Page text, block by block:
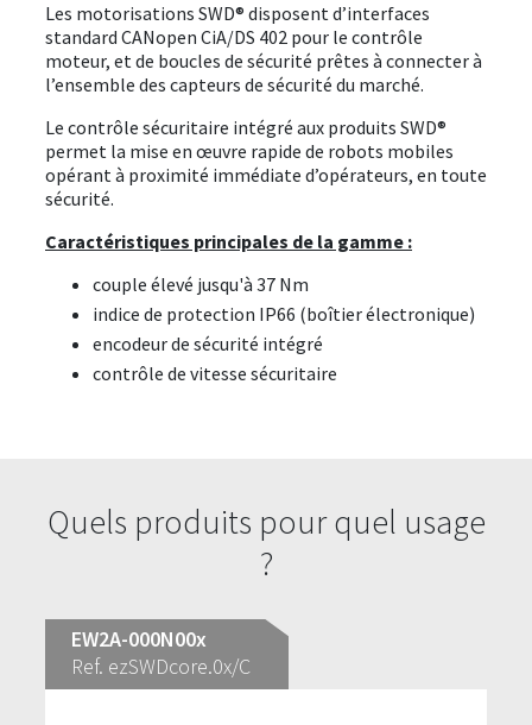
Les motorisations SWD® disposent d’interfaces
standard CANopen CiA/DS 402 pour le contrôle
moteur, et de boucles de sécurité prêtes à connecter à
l’ensemble des capteurs de sécurité du marché.
Le contrôle sécuritaire intégré aux produits SWD®
permet la mise en œuvre rapide de robots mobiles
opérant à proximité immédiate d’opérateurs, en toute
sécurité.
Caractéristiques principales de la gamme :
couple élevé jusqu'à 37 Nm
indice de protection IP66 (boîtier électronique)
encodeur de sécurité intégré
contrôle de vitesse sécuritaire
Quels produits pour quel usage
?
EW2A-000N00x
Ref. ezSWDcore.0x/C